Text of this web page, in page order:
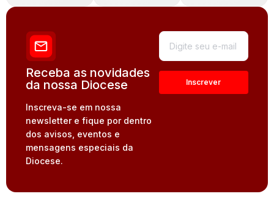
Receba as novidades
da nossa Diocese
Inscreva-se em nossa
newsletter e fique por dentro
dos avisos, eventos e
mensagens especiais da
Diocese.